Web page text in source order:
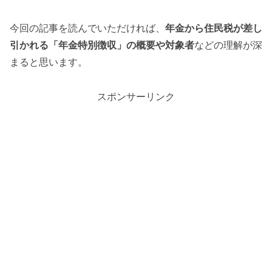
今回の記事を読んでいただければ、 年金から住民税が差し
引かれる「年金特別徴収」の概要や対象者などの理解が深
まると思います。
スポンサーリンク